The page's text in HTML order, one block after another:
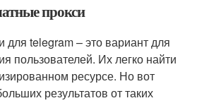
прокси
для telegram – это вариант для
пользователей. Их легко найти
ресурсе. Но вот
результатов от таких